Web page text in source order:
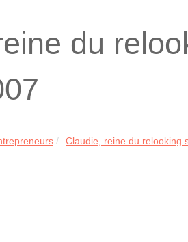
du
Claudie, reine du relooking